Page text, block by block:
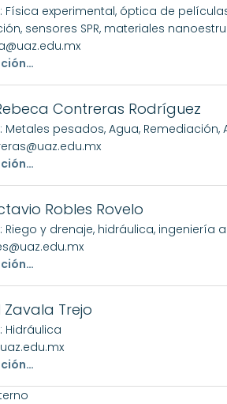
Física experimental, óptica de
sensores SPR, materiales
Contreras Rodríguez
Metales pesados, Agua,
Robles Rovelo
Riego y drenaje, hidráulica,
Zavala Trejo
Hidráulica